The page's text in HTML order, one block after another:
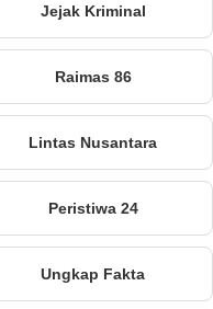
Jejak Kriminal
Raimas 86
Lintas Nusantara
Peristiwa 24
Ungkap Fakta